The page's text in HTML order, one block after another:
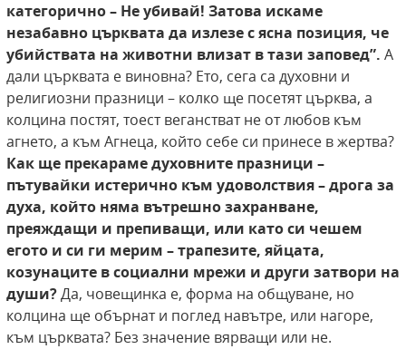
категорично – Не убивай! Затова искаме
незабавно църквата да излезе с ясна позиция, че
убийствата на животни влизат в тази заповед”. А
дали църквата е виновна? Ето, сега са духовни и
религиозни празници – колко ще посетят църква, а
колцина постят, тоест веганстват не от любов към
агнето, а към Агнеца, който себе си принесе в жертва?
Как ще прекараме духовните празници –
пътувайки истерично към удоволствия – дрога за
духа, който няма вътрешно захранване,
преяждащи и препиващи, или като си чешем
егото и си ги мерим – трапезите, яйцата,
козунаците в социални мрежи и други затвори на
души?Да, човещинка е, форма на общуване, но
колцина ще обърнат и поглед навътре, или нагоре,
към църквата? Без значение вярващи или не.